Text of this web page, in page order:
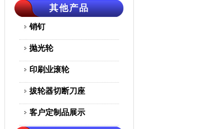
其他产品
销钉
抛光轮
印刷业滚轮
拔轮器切断刀座
客户定制品展示